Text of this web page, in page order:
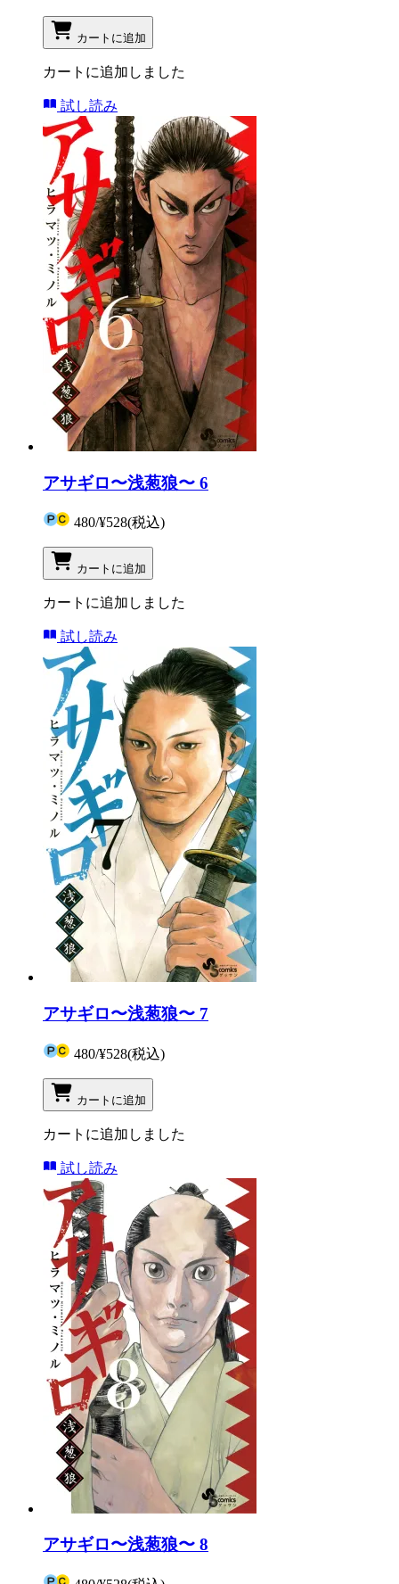
カートに追加
カートに追加しました
試し読み
アサギロ〜浅葱狼〜 6
480/¥528(税込)
カートに追加
カートに追加しました
試し読み
アサギロ〜浅葱狼〜 7
480/¥528(税込)
カートに追加
カートに追加しました
試し読み
アサギロ〜浅葱狼〜 8